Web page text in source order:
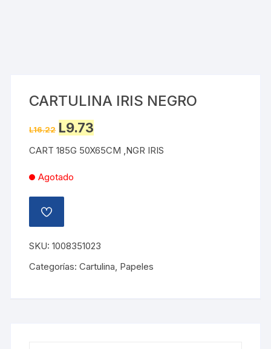
CARTULINA IRIS NEGRO
L16.22 Original
price
L16.22.
L9.73price
L9.73.
CART 185G 50X65CM ,NGR IRIS
Agotado
AÑADIR
A
LISTA
DE
DESEOS
SKU:1008351023
Categorías:Cartulina Papeles